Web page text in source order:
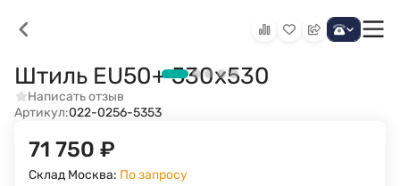
Штиль EU50+ 530х530
Написать отзыв
Артикул:022-0256-5353
71 750 ₽
Склад Москва: По запросу